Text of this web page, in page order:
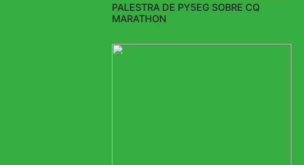
PALESTRA DE PY5EG SOBRE CQ
MARATHON